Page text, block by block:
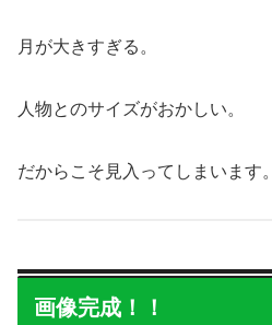
月が大きすぎる。
人物とのサイズがおかしい。
だからこそ見入ってしまいます。
画像完成！！